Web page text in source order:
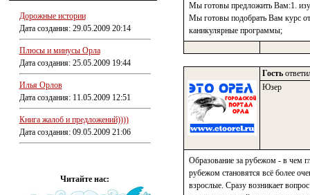
Дорожные истории
Дата создания: 29.05.2009 20:14
Плюсы и минусы Орла
Дата создания: 25.05.2009 19:44
Илья Орлов
Дата создания: 11.05.2009 12:51
Книга жалоб и предложений))))
Дата создания: 09.05.2009 21:06
Читайте нас:
Мы готовы предложить Вам:1.
Мы готовы подобрать Вам курс от
каникулярные программы;
Гость
Юзер
Образование за рубежом - в чем
рубежом становятся всё более
взрослые. Сразу возникает